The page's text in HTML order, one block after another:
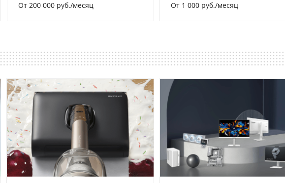
От 200 000 руб./месяц От 1 000 руб./месяц